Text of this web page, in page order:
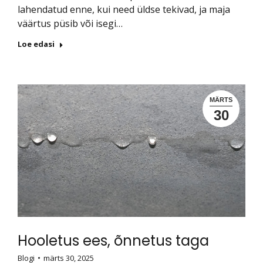
lahendatud enne, kui need üldse tekivad, ja maja
väärtus püsib või isegi…
Loe edasi
MÄRTS
30
Hooletus ees, õnnetus taga
Blogi märts 30, 2025